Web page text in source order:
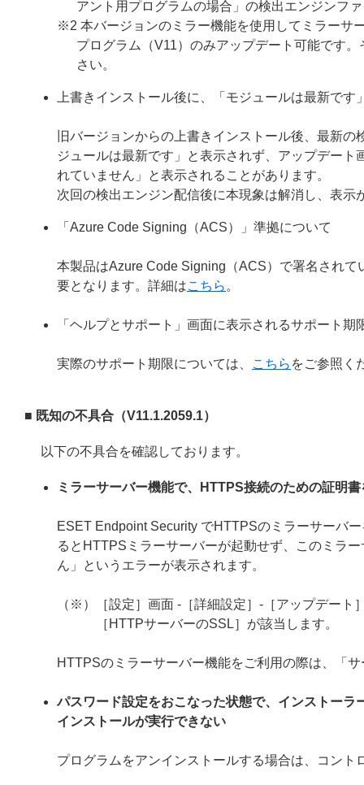
アント用プログラムの場合」の検出エンジンフ
※2 本バージョンのミラー機能を使用してミラーサ
プログラム（V11）のみアップデート可能です
さい。
上書きインストール後に、「モジュールは最新です
旧バージョンからの上書きインストール後、最新
ジュールは最新です」と表示されず、アップデー
れていません」と表示されることがあります。
次回の検出エンジン配信後に本現象は解消し、表示
「Azure Code Signing（ACS）」準拠について
本製品はAzure Code Signing（ACS）で署名され
要となります。詳細はこちら 。
「ヘルプとサポート」画面に表示されるサポート
実際のサポート期限については、 こちら をご参照く
■ 既知の不具合（V11.1.2059.1）
以下の不具合を確認しております。
ミラーサーバー機能で、HTTPS接続のための証明
ESET Endpoint Security でHTTPSのミラーサーバ
るとHTTPSミラーサーバーが起動せず、このミラ
ん」というエラーが表示されます。
（※）［設定］画面 -［詳細設定］-［アップデー
［HTTPサーバーのSSL］が該当します。
HTTPSのミラーサーバー機能をご利用の際は、「
パスワード設定をおこなった状態で、インストー
インストールが実行できない
プログラムをアンインストールする場合は、コン